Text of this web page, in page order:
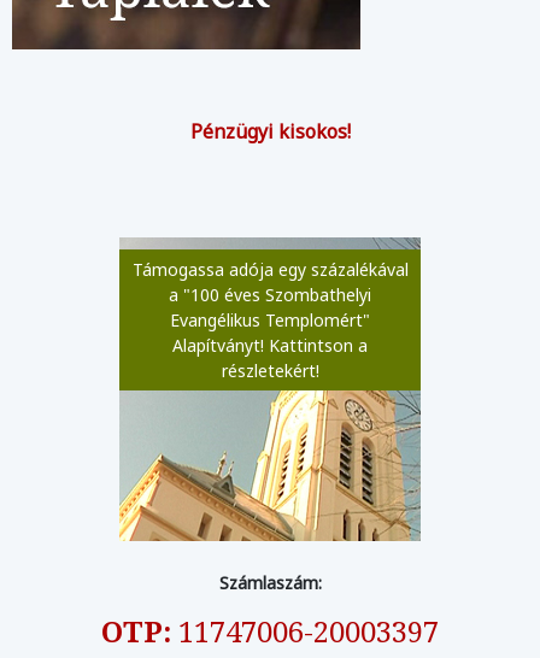
Pénzügyi kisokos!
Támogassa adója egy százalékával
a "100 éves Szombathelyi
Evangélikus Templomért"
Alapítványt! Kattintson a
részletekért!
Számlaszám:
OTP: 11747006-20003397